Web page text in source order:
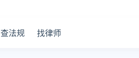
查法规 找律师